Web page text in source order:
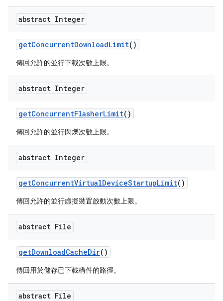
abstract Integer
getConcurrentDownloadLimit()
傳回允許的並行下載次數上限。
abstract Integer
getConcurrentFlasherLimit()
傳回允許的並行閃爍次數上限。
abstract Integer
getConcurrentVirtualDeviceStartupLimit()
傳回允許的並行虛擬裝置啟動次數上限。
abstract File
getDownloadCacheDir()
傳回用於儲存已下載構件的路徑。
abstract File